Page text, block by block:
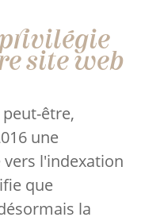
privilégie
site web
être,
une
l'indexation
que
la